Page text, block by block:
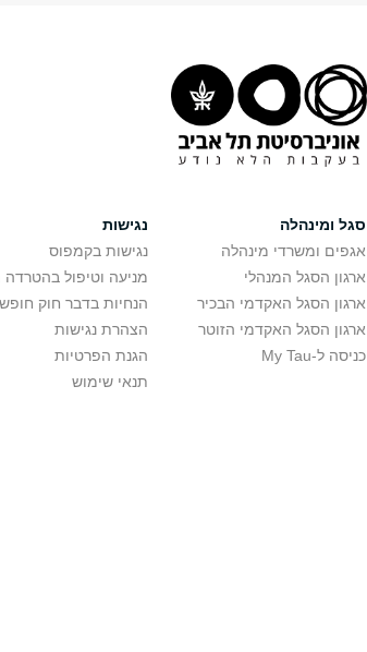
סגל ומינהלה
אגפים ומשרדי מינהלה
ארגון הסגל המנהלי
ארגון הסגל האקדמי הבכיר
ארגון הסגל האקדמי הזוטר
כניסה ל-My Tau
נגישות
נגישות בקמפוס
מניעה וטיפול בהטרדה
הנחיות בדבר חוק
הצהרת נגישות
הגנת הפרטיות
תנאי שימוש